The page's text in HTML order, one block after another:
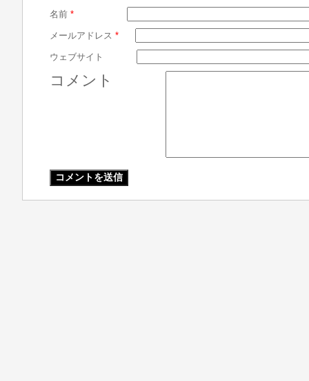
名前 *
メールアドレス *
ウェブサイト
コメント